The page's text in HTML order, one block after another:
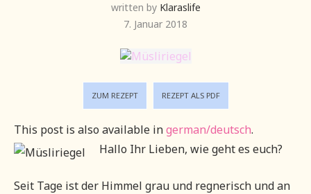
written by Klaraslife
7. Januar 2018
ZUM REZEPT REZEPT ALS PDF
This post is also available ingerman/deutsch.
Hallo Ihr Lieben, wie geht es euch?
Seit Tage ist der Himmel grau und regnerisch und an